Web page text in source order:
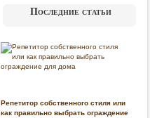
Последние статьи
Репетитор собственного стиля или
как правильно выбрать ограждение